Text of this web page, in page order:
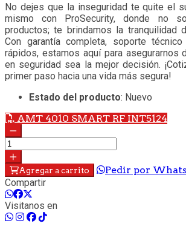
No dejes que la inseguridad te quite el
mismo con ProSecurity, donde no
productos; te brindamos la tranquilidad
Con garantía completa, soporte
rápidos, estamos aquí para asegurarnos
en seguridad sea la mejor decisión.
primer paso hacia una vida más segura!
Estado del producto: Nuevo
AMT 4010 SMART RF INT5124
Agregar a carrito
Pedir por
Compartir
Visitanos en